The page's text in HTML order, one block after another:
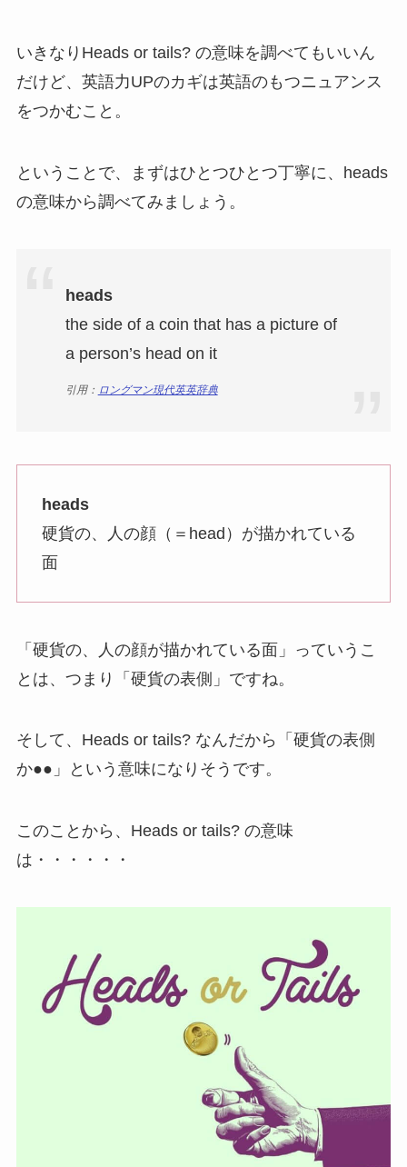
いきなりHeads or tails? の意味を調べてもいいん
だけど、英語力UPのカギは英語のもつニュアンス
をつかむこと。
ということで、まずはひとつひとつ丁寧に、heads
の意味から調べてみましょう。
heads
the side of a coin that has a picture of
a person’s head on it
引用： ロングマン現代英英辞典
heads
硬貨の、人の顔（＝head）が描かれている
面
「硬貨の、人の顔が描かれている面」っていうこ
とは、つまり「硬貨の表側」ですね。
そして、Heads or tails? なんだから「硬貨の表側
か●●」という意味になりそうです。
このことから、Heads or tails? の意味
は・・・・・・